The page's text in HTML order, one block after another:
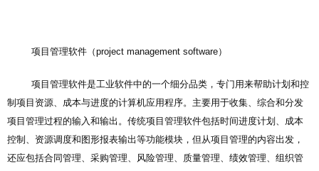
项目管理软件（project management software）
项目管理软件是工业软件中的一个细分品类，专门用来帮助计划和控
制项目资源、成本与进度的计算机应用程序。主要用于收集、综合和分发
项目管理过程的输入和输出。传统项目管理软件包括时间进度计划、成本
控制、资源调度和图形报表输出等功能模块，但从项目管理的内容出发，
还应包括合同管理、采购管理、风险管理、质量管理、绩效管理、组织管